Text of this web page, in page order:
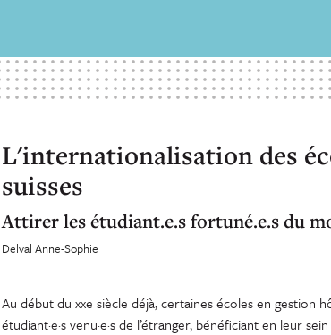
L'internationalisation des
suisses
Attirer les étudiant.e.s fortuné.e.s du
Delval Anne-Sophie
Au début du xxe siècle déjà, certaines écoles en gestion
étudiant·e·s venu·e·s de l’étranger, bénéficiant en leur